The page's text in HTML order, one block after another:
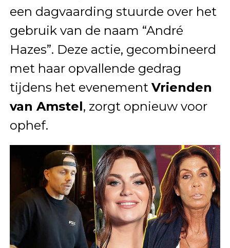
een dagvaarding stuurde over het
gebruik van de naam “André
Hazes”. Deze actie, gecombineerd
met haar opvallende gedrag
tijdens het evenement Vrienden
van Amstel, zorgt opnieuw voor
ophef.